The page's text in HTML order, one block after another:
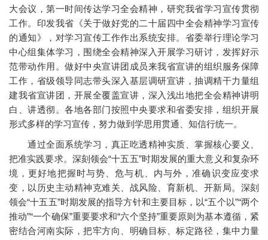
大会议，第一时间传达学习全会精神，研究我省学习宣传贯彻
工作。印发我省《关于做好党的二十届四中全会精神学习宣传
的通知》，对学习宣传工作作出系统安排。省委举行理论学习
中心组集体学习，围绕全会精神深入开展学习研讨，发挥好示
范带动作用。做好中央宣讲团成员来我省宣讲的组织服务保障
工作，省级领导同志带头深入基层调研宣讲，抽调精干力量组
建我省宣讲团，开展全覆盖宣讲，深入浅出地把全会精神讲明
白、讲透彻。各地各部门按照中央要求和省委安排，组织开展
形式多样的学习宣传，努力做到学思用贯通、知信行统一。
通过全面系统学习，真正吃透精神实质、掌握核心要义、
把准实践要求。深刻领会“十五五”时期发展的重大意义和复杂环
境，更好地把握时与势、危与机、内与外，准确识变应变求
变，以历史主动精神克难关、战风险、育新机、开新局。深刻
领会“十五五”时期发展的指导方针和主要目标，以“五个以”“两个
推动”“一个确保”重要要求和“六个坚持”重要原则为基本遵循，紧
密结合河南实际，把牢方向、明确目标、标定路径，集中力量